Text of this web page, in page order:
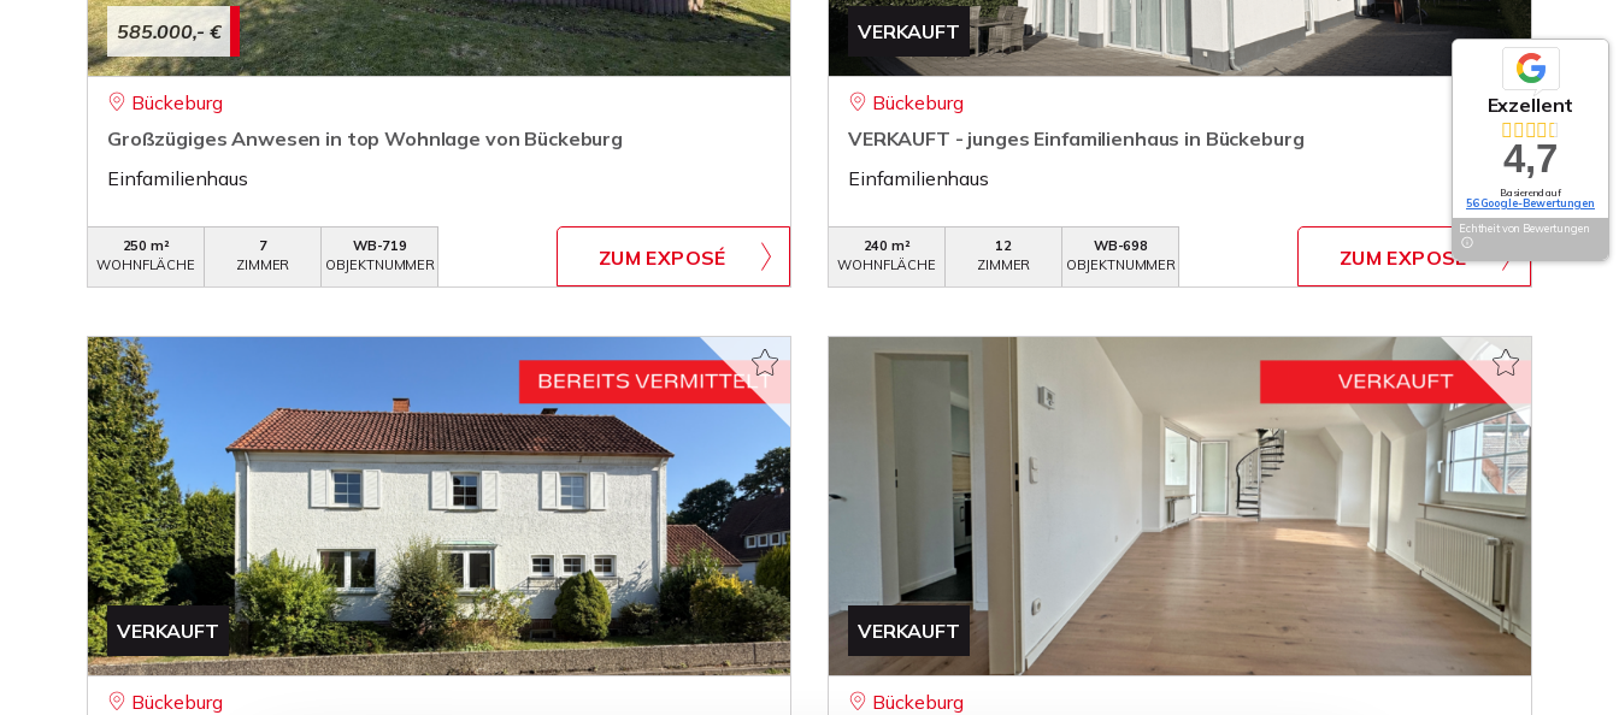
585.000,- €
Bückeburg
Großzügiges Anwesen in top Wohnlage von Bückeburg
Einfamilienhaus
250 m²
WOHNFLÄCHE
7
ZIMMER
WB-719
OBJEKTNUMMER
ZUM EXPOSÉ
VERKAUFT
Bückeburg
VERKAUFT - junges Einfamilienhaus in Bückeburg
Einfamilienhaus
240 m²
WOHNFLÄCHE
12
ZIMMER
WB-698
OBJEKTNUMMER
ZUM EXPOSÉ
VERKAUFT
Bückeburg
VERKAUFT
Bückeburg
Exzellent
4,7
Basierend auf
56 Google-Bewertungen
Echtheit von Bewertungen